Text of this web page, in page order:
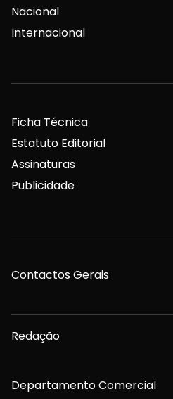
Nacional
Internacional
Ficha Técnica
Estatuto Editorial
Assinaturas
Publicidade
Contactos Gerais
Redação
Departamento Comercial